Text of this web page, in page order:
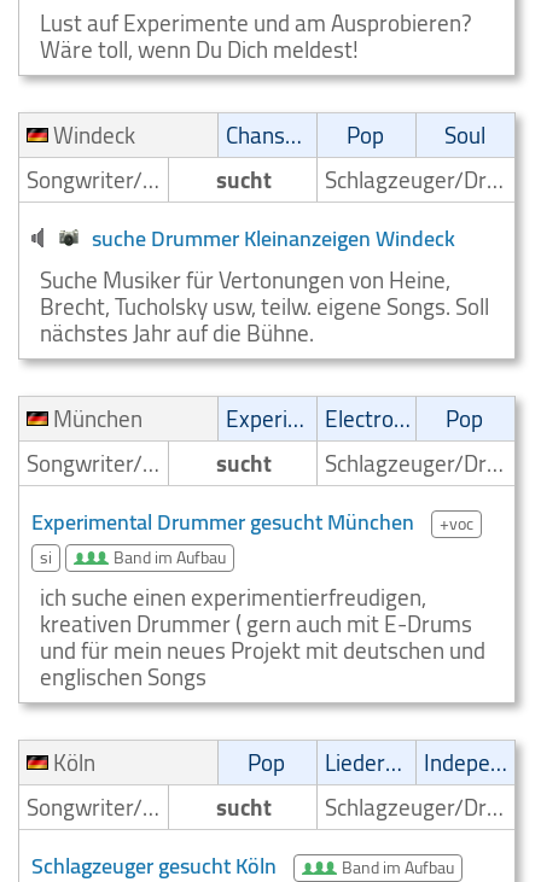
Lust auf Experimente und am Ausprobieren?
Wäre toll, wenn Du Dich meldest!
Windeck
Chanson Pop
Soul
Songwriter/Komponist
sucht Schlagzeuger/Drummer
suche Drummer Kleinanzeigen Windeck
Suche Musiker für Vertonungen von Heine,
Brecht, Tucholsky usw, teilw. eigene Songs. Soll
nächstes Jahr auf die Bühne.
München
Experimental Electronic
Pop
Songwriter/Komponist
sucht Schlagzeuger/Drummer
Experimental Drummer gesucht München
+voc
si
Band im Aufbau
ich suche einen experimentierfreudigen,
kreativen Drummer ( gern auch mit E-Drums
und für mein neues Projekt mit deutschen und
englischen Songs
Köln
Pop Liedermacher
Independent
Songwriter/Komponist
sucht Schlagzeuger/Drummer
Schlagzeuger gesucht Köln Band im Aufbau